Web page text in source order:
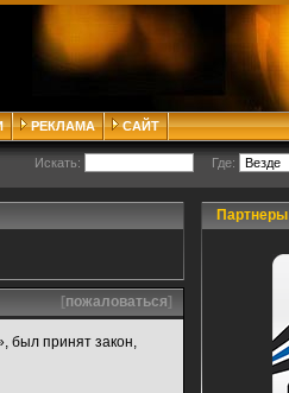
РЕКЛАМА САЙТ
Искать: Где:
[пожаловаться]
был принят закон,
Партнеры